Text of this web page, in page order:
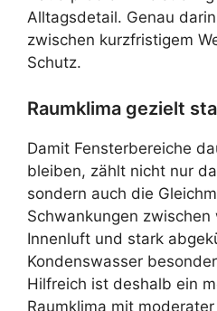
Alltagsdetail. Genau
zwischen kurzfristigem
Schutz.
Raumklima gezielt
Damit Fensterbereiche
bleiben, zählt nicht nur
sondern auch die
Schwankungen
Innenluft und stark
Kondenswasser
Hilfreich ist deshalb ein
Raumklima mit